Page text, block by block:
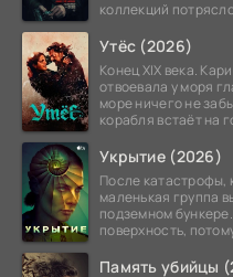
коллекций
Утёс (2026)
Конец XIX века.
отвоевала у моря
море ничего не
корабля встаёт на
Укрытие (2026)
После катастрофы,
маленькая группа
подземном
поверхность,
Память убийцы